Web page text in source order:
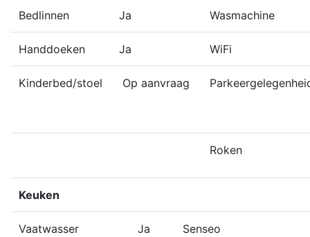
Bedlinnen Ja Wasmachine
Handdoeken Ja WiFi
Kinderbed/stoel Op aanvraag
Roken
Keuken
Vaatwasser Ja Senseo